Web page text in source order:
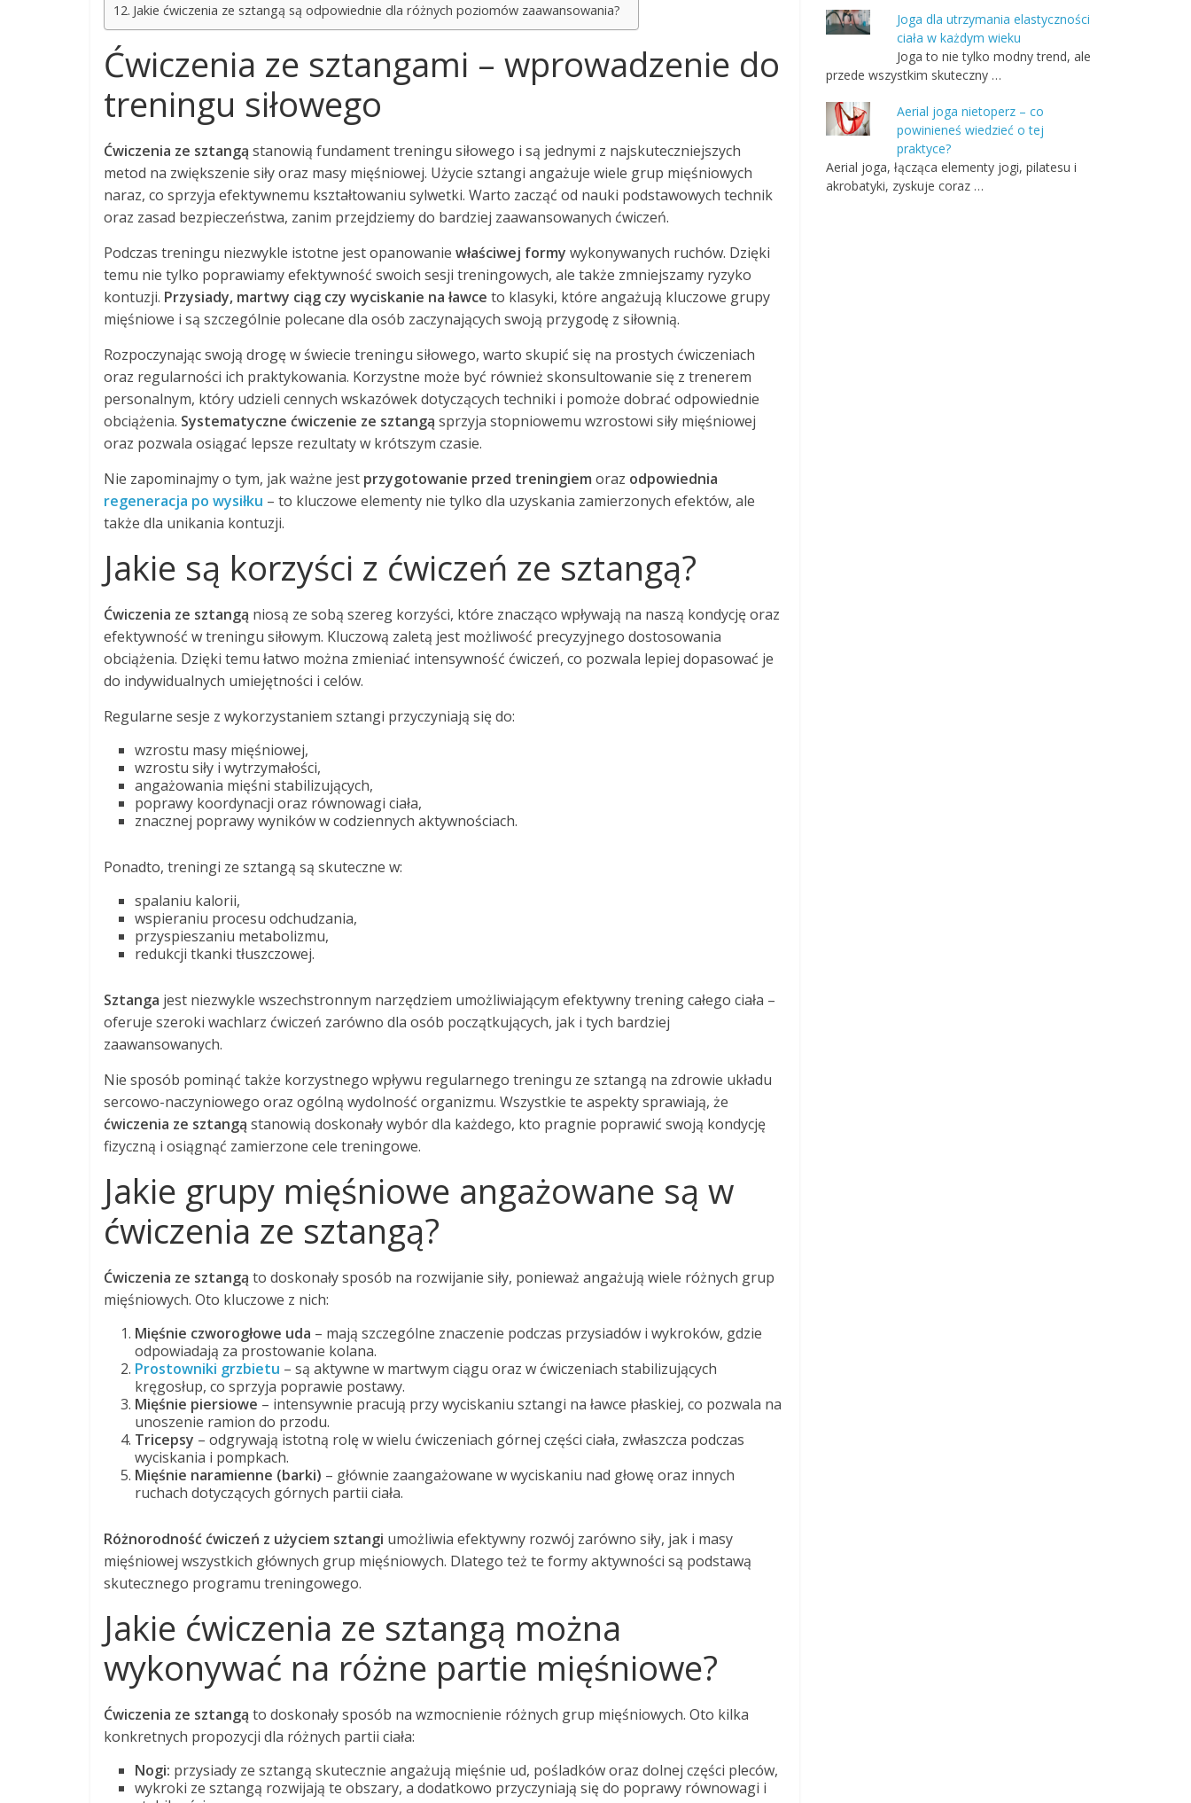
Jakie ćwiczenia ze sztangą są odpowiednie dla różnych poziomów zaawansowania?
Ćwiczenia ze sztangami – wprowadzenie do
treningu siłowego
Ćwiczenia ze sztangą stanowią fundament treningu siłowego i są jednymi z najskuteczniejszych
metod na zwiększenie siły oraz masy mięśniowej. Użycie sztangi angażuje wiele grup mięśniowych
naraz, co sprzyja efektywnemu kształtowaniu sylwetki. Warto zacząć od nauki podstawowych technik
oraz zasad bezpieczeństwa, zanim przejdziemy do bardziej zaawansowanych ćwiczeń.
Podczas treningu niezwykle istotne jest opanowanie właściwej formy wykonywanych ruchów. Dzięki
temu nie tylko poprawiamy efektywność swoich sesji treningowych, ale także zmniejszamy ryzyko
kontuzji. Przysiady, martwy ciąg czy wyciskanie na ławce to klasyki, które angażują kluczowe grupy
mięśniowe i są szczególnie polecane dla osób zaczynających swoją przygodę z siłownią.
Rozpoczynając swoją drogę w świecie treningu siłowego, warto skupić się na prostych ćwiczeniach
oraz regularności ich praktykowania. Korzystne może być również skonsultowanie się z trenerem
personalnym, który udzieli cennych wskazówek dotyczących techniki i pomoże dobrać odpowiednie
obciążenia. Systematyczne ćwiczenie ze sztangą sprzyja stopniowemu wzrostowi siły mięśniowej
oraz pozwala osiągać lepsze rezultaty w krótszym czasie.
Nie zapominajmy o tym, jak ważne jest przygotowanie przed treningiem oraz odpowiednia
regeneracja po wysiłku – to kluczowe elementy nie tylko dla uzyskania zamierzonych efektów, ale
także dla unikania kontuzji.
Jakie są korzyści z ćwiczeń ze sztangą?
Ćwiczenia ze sztangą niosą ze sobą szereg korzyści, które znacząco wpływają na naszą kondycję oraz
efektywność w treningu siłowym. Kluczową zaletą jest możliwość precyzyjnego dostosowania
obciążenia. Dzięki temu łatwo można zmieniać intensywność ćwiczeń, co pozwala lepiej dopasować je
do indywidualnych umiejętności i celów.
Regularne sesje z wykorzystaniem sztangi przyczyniają się do:
wzrostu masy mięśniowej,
wzrostu siły i wytrzymałości,
angażowania mięśni stabilizujących,
poprawy koordynacji oraz równowagi ciała,
znacznej poprawy wyników w codziennych aktywnościach.
Ponadto, treningi ze sztangą są skuteczne w:
spalaniu kalorii,
wspieraniu procesu odchudzania,
przyspieszaniu metabolizmu,
redukcji tkanki tłuszczowej.
Sztanga jest niezwykle wszechstronnym narzędziem umożliwiającym efektywny trening całego ciała –
oferuje szeroki wachlarz ćwiczeń zarówno dla osób początkujących, jak i tych bardziej
zaawansowanych.
Nie sposób pominąć także korzystnego wpływu regularnego treningu ze sztangą na zdrowie układu
sercowo-naczyniowego oraz ogólną wydolność organizmu. Wszystkie te aspekty sprawiają, że
ćwiczenia ze sztangą stanowią doskonały wybór dla każdego, kto pragnie poprawić swoją kondycję
fizyczną i osiągnąć zamierzone cele treningowe.
Jakie grupy mięśniowe angażowane są w
ćwiczenia ze sztangą?
Ćwiczenia ze sztangą to doskonały sposób na rozwijanie siły, ponieważ angażują wiele różnych grup
mięśniowych. Oto kluczowe z nich:
Mięśnie czworogłowe uda – mają szczególne znaczenie podczas przysiadów i wykroków, gdzie
odpowiadają za prostowanie kolana.
Prostowniki grzbietu – są aktywne w martwym ciągu oraz w ćwiczeniach stabilizujących
kręgosłup, co sprzyja poprawie postawy.
Mięśnie piersiowe – intensywnie pracują przy wyciskaniu sztangi na ławce płaskiej, co pozwala na
unoszenie ramion do przodu.
Tricepsy – odgrywają istotną rolę w wielu ćwiczeniach górnej części ciała, zwłaszcza podczas
wyciskania i pompkach.
Mięśnie naramienne (barki) – głównie zaangażowane w wyciskaniu nad głowę oraz innych
ruchach dotyczących górnych partii ciała.
Różnorodność ćwiczeń z użyciem sztangi umożliwia efektywny rozwój zarówno siły, jak i masy
mięśniowej wszystkich głównych grup mięśniowych. Dlatego też te formy aktywności są podstawą
skutecznego programu treningowego.
Jakie ćwiczenia ze sztangą można
wykonywać na różne partie mięśniowe?
Ćwiczenia ze sztangą to doskonały sposób na wzmocnienie różnych grup mięśniowych. Oto kilka
konkretnych propozycji dla różnych partii ciała:
Nogi: przysiady ze sztangą skutecznie angażują mięśnie ud, pośladków oraz dolnej części pleców,
wykroki ze sztangą rozwijają te obszary, a dodatkowo przyczyniają się do poprawy równowagi i
Joga dla utrzymania elastyczności
ciała w każdym wieku
Joga to nie tylko modny trend, ale
przede wszystkim skuteczny …
Aerial joga nietoperz – co
powinieneś wiedzieć o tej
praktyce?
Aerial joga, łącząca elementy jogi, pilatesu i
akrobatyki, zyskuje coraz …